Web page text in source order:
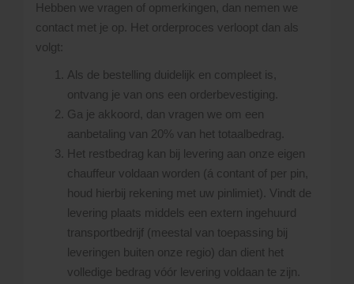
Hebben we vragen of opmerkingen, dan nemen we
contact met je op. Het orderproces verloopt dan als
volgt:
Als de bestelling duidelijk en compleet is,
ontvang je van ons een orderbevestiging.
Ga je akkoord, dan vragen we om een
aanbetaling van 20% van het totaalbedrag.
Het restbedrag kan bij levering aan onze eigen
chauffeur voldaan worden (á contant of per pin,
houd hierbij rekening met uw pinlimiet). Vindt de
levering plaats middels een extern ingehuurd
transportbedrijf (meestal van toepassing bij
leveringen buiten onze regio) dan dient het
volledige bedrag vóór levering voldaan te zijn.